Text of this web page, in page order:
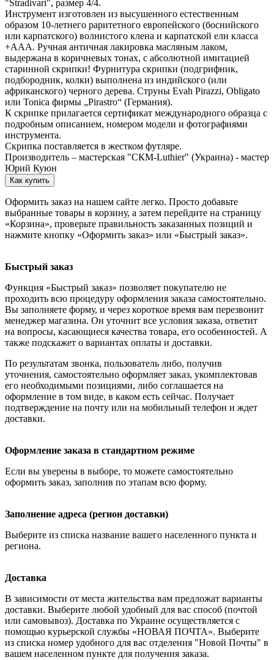
"Stradivari", размер 4/4.
Инструмент изготовлен из высушенного естественным
образом 10-летнего раритетного европейского (боснийского
или карпатского) волнистого клена и карпатской ели класса
+ААА. Ручная античная лакировка масляным лаком,
выдержана в коричневых тонах, с абсолютной имитацией
старинной скрипки! Фурнитура скрипки (подгрифник,
подбородник, колки) выполнена из индийского (или
африканского) черного дерева. Струны Evah Pirazzi, Obligato
или Tonica фирмы „Pirastro“ (Германия).
К скрипке прилагается сертификат международного образца с
подробным описанием, номером модели и фотографиями
инструмента.
Скрипка поставляется в жестком футляре.
Производитель – мастерская "СКМ-Luthier" (Украина) - мастер
Юрий Куюн
Как купить
Оформить заказ на нашем сайте легко. Просто добавьте
выбранные товары в корзину, а затем перейдите на страницу
«Корзина», проверьте правильность заказанных позиций и
нажмите кнопку «Оформить заказ» или «Быстрый заказ».
Быстрый заказ
Функция «Быстрый заказ» позволяет покупателю не
проходить всю процедуру оформления заказа самостоятельно.
Вы заполняете форму, и через короткое время вам перезвонит
менеджер магазина. Он уточнит все условия заказа, ответит
на вопросы, касающиеся качества товара, его особенностей. А
также подскажет о вариантах оплаты и доставки.
По результатам звонка, пользователь либо, получив
уточнения, самостоятельно оформляет заказ, укомплектовав
его необходимыми позициями, либо соглашается на
оформление в том виде, в каком есть сейчас. Получает
подтверждение на почту или на мобильный телефон и ждет
доставки.
Оформление заказа в стандартном режиме
Если вы уверены в выборе, то можете самостоятельно
оформить заказ, заполнив по этапам всю форму.
Заполнение адреса (регион доставки)
Выберите из списка название вашего населенного пункта и
региона.
Доставка
В зависимости от места жительства вам предложат варианты
доставки. Выберите любой удобный для вас способ (почтой
или самовывоз). Доставка по Украине осуществляется с
помощью курьерской службы «НОВАЯ ПОЧТА». Выберите
из списка номер удобного для вас отделения "Новой Почты" в
вашем населенном пункте для получения заказа.